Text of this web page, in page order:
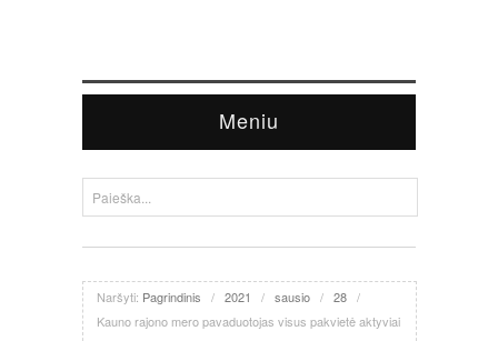
Meniu
Naršyti: Pagrindinis / 2021 / sausio / 28 /
Kauno rajono mero pavaduotojas visus pakvietė aktyviai